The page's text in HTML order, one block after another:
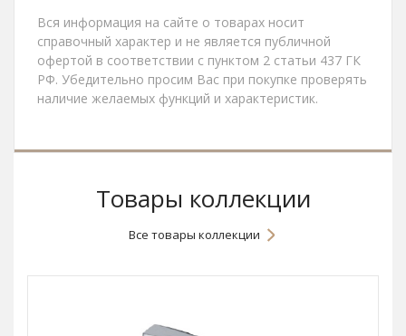
Вся информация на сайте о товарах носит
справочный характер и не является публичной
офертой в соответствии с пунктом 2 статьи 437 ГК
РФ. Убедительно просим Вас при покупке проверять
наличие желаемых функций и характеристик.
Товары коллекции
Все товары коллекции